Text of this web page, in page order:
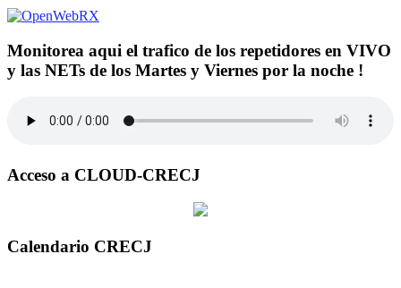
Monitorea aqui el trafico de los repetidores en VIVO
y las NETs de los Martes y Viernes por la noche !
Acceso a CLOUD-CRECJ
Calendario CRECJ